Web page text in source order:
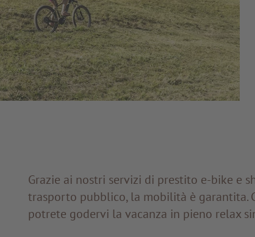
Grazie ai nostri servizi di prestito e-bike e
trasporto pubblico, la mobilità è garantita.
potrete godervi la vacanza in pieno relax